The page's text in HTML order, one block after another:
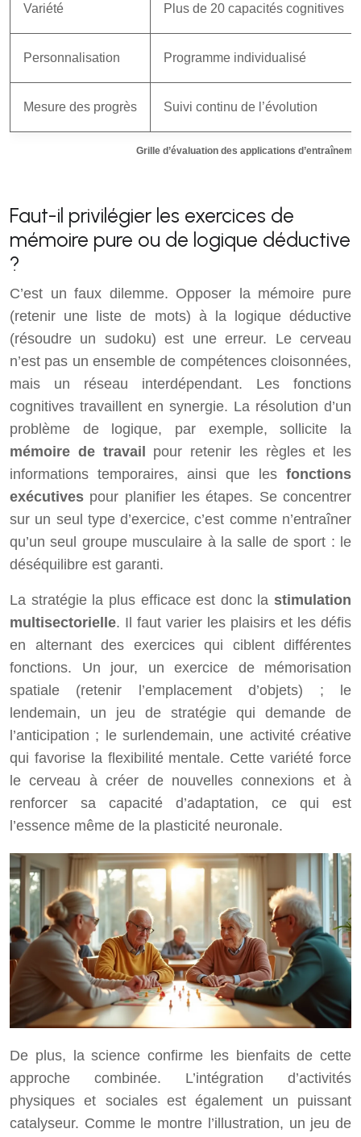
Grille d’évaluation des applications
Variété Plus de 20 capacités cognitives
Personnalisation Programme individualisé
Mesure des progrès Suivi continu de l’évolution
Faut-il privilégier les exercices de
mémoire pure ou de logique déductive
?
C’est un faux dilemme. Opposer la mémoire pure
(retenir une liste de mots) à la logique déductive
(résoudre un sudoku) est une erreur. Le cerveau
n’est pas un ensemble de compétences cloisonnées,
mais un réseau interdépendant. Les fonctions
cognitives travaillent en synergie. La résolution d’un
problème de logique, par exemple, sollicite la
mémoire de travail
pour retenir les règles et les
informations temporaires, ainsi que les fonctions
exécutives pour planifier les étapes. Se concentrer
sur un seul type d’exercice, c’est comme n’entraîner
qu’un seul groupe musculaire à la salle de sport : le
déséquilibre est garanti.
La stratégie la plus efficace est donc la stimulation
multisectorielle. Il faut varier les plaisirs et les défis
en alternant des exercices qui ciblent différentes
fonctions. Un jour, un exercice de mémorisation
spatiale (retenir l’emplacement d’objets) ; le
lendemain, un jeu de stratégie qui demande de
l’anticipation ; le surlendemain, une activité créative
qui favorise la flexibilité mentale. Cette variété force
le cerveau à créer de nouvelles connexions et à
renforcer sa capacité d’adaptation, ce qui est
l’essence même de la plasticité neuronale.
De plus, la science confirme les bienfaits de cette
approche combinée. L’intégration d’activités
physiques et sociales est également un puissant
catalyseur. Comme le montre l’illustration, un jeu de